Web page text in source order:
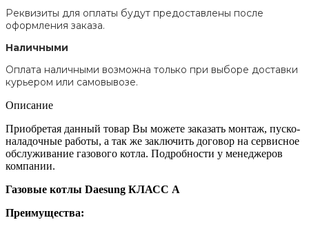
Реквизиты для оплаты будут предоставлены после
оформления заказа.
Наличными
Оплата наличными возможна только при выборе доставки
курьером или самовывозе.
Описание
Приобретая данный товар Вы можете заказать монтаж, пуско-
наладочные работы, а так же заключить договор на сервисное
обслуживание газового котла. Подробности у менеджеров
компании.
Газовые котлы Daesung КЛАСС А
Преимущества: